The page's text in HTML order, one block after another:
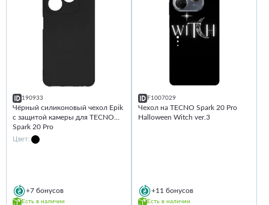
190933
Чёрный силиконовый чехол Epik
с защитой камеры для TECNO
Spark 20 Pro
Цвет:
+7 бонусов
Есть в наличии
F1007029
Чехол на TECNO Spark 20 Pro
Halloween Witch ver.3
+11 бонусов
Есть в наличии